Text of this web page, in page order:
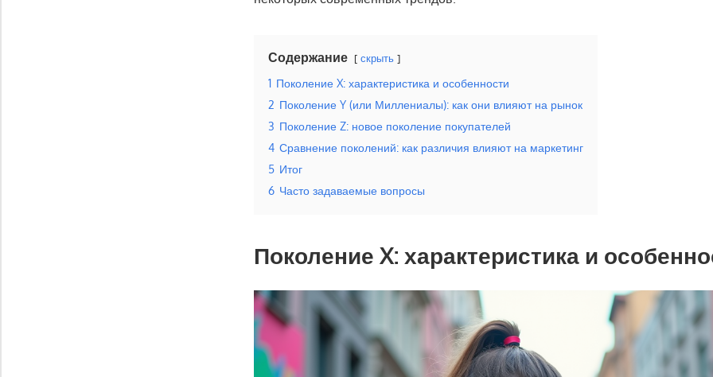
Содержание скрыть
1 Поколение X: характеристика и особенности
2 Поколение Y (или Миллениалы): как они влияют на рынок
3 Поколение Z: новое поколение покупателей
4 Сравнение поколений: как различия влияют на маркетинг
5 Итог
6 Часто задаваемые вопросы
Поколение X: характеристика и